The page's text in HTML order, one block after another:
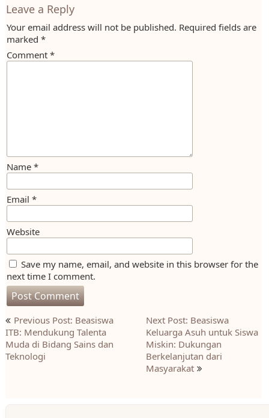
Leave a Reply
Your email address will not be published. Required fields are
marked *
Comment *
Name *
Email *
Website
Save my name, email, and website in this browser for the
next time I comment.
Post
navigation
Previous Post: Beasiswa
ITB: Mendukung Talenta
Muda di Bidang Sains dan
Teknologi
Next Post: Beasiswa
Keluarga Asuh untuk Siswa
Miskin: Dukungan
Berkelanjutan dari
Masyarakat